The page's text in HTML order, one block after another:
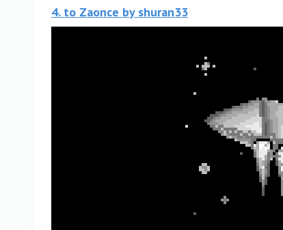
4. to Zaonce by shuran33